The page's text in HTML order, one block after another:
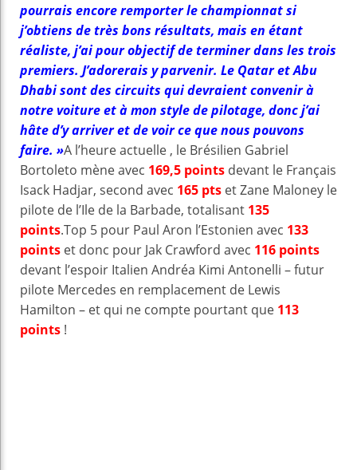
pourrais encore remporter le championnat si
j’obtiens de très bons résultats, mais en étant
réaliste, j’ai pour objectif de terminer dans les trois
premiers. J’adorerais y parvenir. Le Qatar et Abu
Dhabi sont des circuits qui devraient convenir à
notre voiture et à mon style de pilotage, donc j’ai
hâte d’y arriver et de voir ce que nous pouvons
faire. »A l’heure actuelle , le Brésilien Gabriel
Bortoleto mène avec 169,5 points devant le Français
Isack Hadjar, second avec 165 pts et Zane Maloney le
pilote de l’Ile de la Barbade, totalisant 135
points.Top 5 pour Paul Aron l’Estonien avec 133
points et donc pour Jak Crawford avec 116 points
devant l’espoir Italien Andréa Kimi Antonelli – futur
pilote Mercedes en remplacement de Lewis
Hamilton – et qui ne compte pourtant que 113
points !